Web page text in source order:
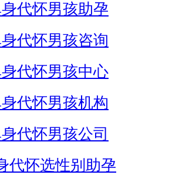
代怀男孩助孕
代怀男孩咨询
代怀男孩中心
代怀男孩机构
代怀男孩公司
代怀选性别助孕